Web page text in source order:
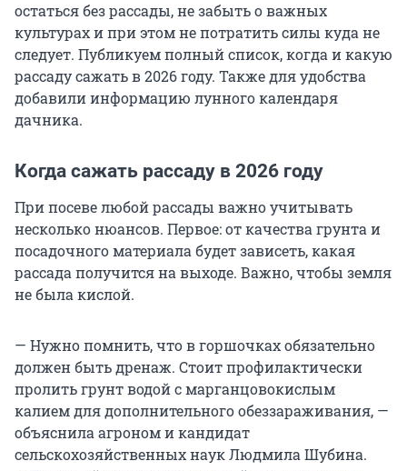
остаться без рассады, не забыть о важных
культурах и при этом не потратить силы куда не
следует. Публикуем полный список, когда и какую
рассаду сажать в 2026 году. Также для удобства
добавили информацию лунного календаря
дачника.
Когда сажать рассаду в 2026 году
При посеве любой рассады важно учитывать
несколько нюансов. Первое: от качества грунта и
посадочного материала будет зависеть, какая
рассада получится на выходе. Важно, чтобы земля
не была кислой.
— Нужно помнить, что в горшочках обязательно
должен быть дренаж. Стоит профилактически
пролить грунт водой с марганцовокислым
калием для дополнительного обеззараживания, —
объяснила агроном и кандидат
сельскохозяйственных наук Людмила Шубина.